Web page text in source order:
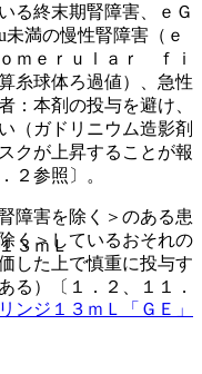
３ｍＬ
ンジ１３ｍＬ「ＧＥ」
る終末期腎障害、ｅＧ
満の慢性腎障害（ｅ
ｍｅｒｕｌａｒ ｆｉ
糸球体ろ過値）、急性
：本剤の投与を避け、
（ガドリニウム造影剤
クが上昇することが報
２参照〕。
障害を除く＞のある患
く＞しているおそれの
した上で慎重に投与す
る）〔１．２、１１．